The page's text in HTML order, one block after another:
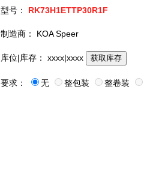
型号： RK73H1ETTP30R1F
制造商： KOA Speer
库位|库存： xxxx|xxxx 获取库存
要求： 无 整包装 整卷装